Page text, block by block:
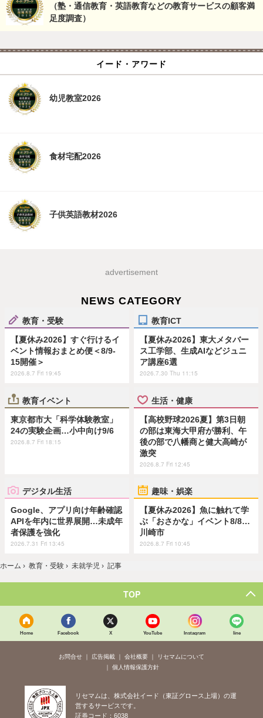
（塾・通信教育・英語教育などの教育サービスの顧客満
足度調査）
イード・アワード
幼児教室2026
食材宅配2026
子供英語教材2026
advertisement
NEWS CATEGORY
教育・受験
【夏休み2026】すぐ行けるイ
ベント情報おまとめ便＜8/9-
15開催＞
2026.8.7 Fri 19:45
教育ICT
【夏休み2026】東大メタバー
ス工学部、生成AIなどジュニ
ア講座6選
2026.7.30 Thu 11:15
教育イベント
東京都市大「科学体験教室」
24の実験企画…小中向け9/6
2026.8.7 Fri 18:15
生活・健康
【高校野球2026夏】第3日朝
の部は東海大甲府が勝利、午
後の部で八幡商と健大高崎が
激突
2026.8.7 Fri 12:45
デジタル生活
Google、アプリ向け年齢確認
APIを年内に世界展開…未成年
者保護を強化
2026.7.31 Fri 13:45
趣味・娯楽
【夏休み2026】魚に触れて学
ぶ「おさかな」イベント8/8…
川崎市
2026.8.7 Fri 10:45
ホーム › 教育・受験 › 未就学児 › 記事
TOP
Home Facebook X YouTube Instagram line
お問合せ 広告掲載 会社概要
リセマムについて
個人情報保護方針
リセマムは、株式会社イード（東証グロース上場）の運
営するサービスです。
証券コード：6038